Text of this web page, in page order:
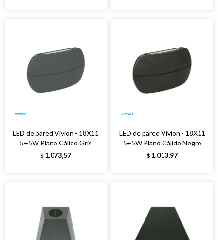
LED de pared Vivion - 18X11
5+5W Plano Cálido Gris
$ 1.073,57
LED de pared Vivion - 18X11
5+5W Plano Cálido Negro
$ 1.013,97